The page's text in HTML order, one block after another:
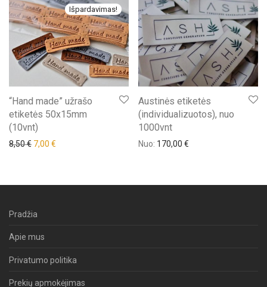
Išpardavimas!
“Hand made” užrašo
etiketės 50x15mm
(10vnt)
8,50€ 7,00 €
Austinės etiketės
(individualizuotos), nuo
1000vnt
Nuo: 170,00 €
Pradžia
Apie mus
Privatumo politika
Prekių apmokėjimas